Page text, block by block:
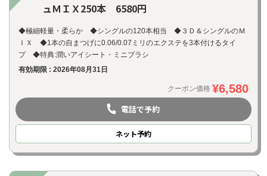
ュＭＩＸ250本 6580円
◆極細軽量・柔らか ◆シングルの120本相当 ◆３Ｄ＆シングルのＭ
ＩＸ ◆1本の自まつげに0.06/0.07ミリのエクステを3本付けるタイ
プ ◆特典:潤いアイシート・ミニブラシ
有効期限 : 2026年08月31日
クーポン価格 ¥6,580
電話で予約
ネット予約